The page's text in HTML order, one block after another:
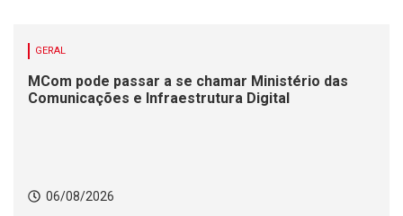
GERAL
MCom pode passar a se chamar Ministério das
Comunicações e Infraestrutura Digital
06/08/2026